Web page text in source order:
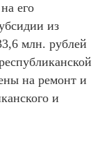
его
из
млн. рублей
на ремонт и
и